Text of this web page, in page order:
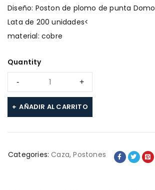
Diseño: Poston de plomo de punta Domo
Lata de 200 unidades<
material: cobre
Quantity
AÑADIR AL CARRITO
Categories: Caza,Postones